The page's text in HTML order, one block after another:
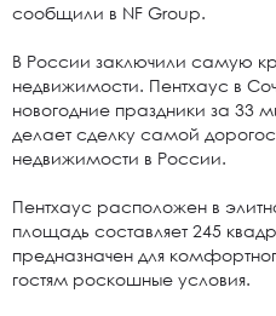
сообщили в NF Group.
В России заключили самую
недвижимости. Пентхаус в
новогодние праздники за
делает сделку самой
недвижимости в России.
Пентхаус расположен в
площадь составляет 245
предназначен для
гостям роскошные условия.